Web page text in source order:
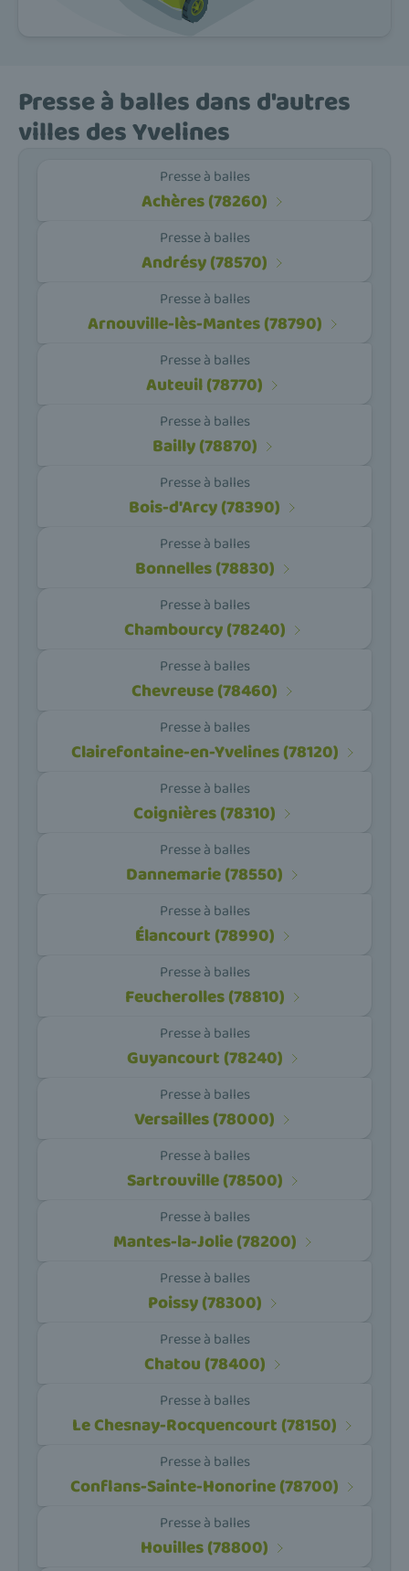
Presse à balles dans d'autres
villes des Yvelines
Presse à balles
Achères (78260)
Presse à balles
Andrésy (78570)
Presse à balles
Arnouville-lès-Mantes (78790)
Presse à balles
Auteuil (78770)
Presse à balles
Bailly (78870)
Presse à balles
Bois-d'Arcy (78390)
Presse à balles
Bonnelles (78830)
Presse à balles
Chambourcy (78240)
Presse à balles
Chevreuse (78460)
Presse à balles
Clairefontaine-en-Yvelines (78120)
Presse à balles
Coignières (78310)
Presse à balles
Dannemarie (78550)
Presse à balles
Élancourt (78990)
Presse à balles
Feucherolles (78810)
Presse à balles
Guyancourt (78240)
Presse à balles
Versailles (78000)
Presse à balles
Sartrouville (78500)
Presse à balles
Mantes-la-Jolie (78200)
Presse à balles
Poissy (78300)
Presse à balles
Chatou (78400)
Presse à balles
Le Chesnay-Rocquencourt (78150)
Presse à balles
Conflans-Sainte-Honorine (78700)
Presse à balles
Houilles (78800)